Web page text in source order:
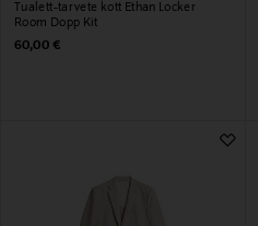
Tualett-tarvete kott Ethan Locker
Room Dopp Kit
Original Price
60,00 €